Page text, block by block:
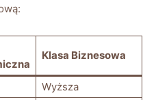
Klasa Biznesowa
Wyższa